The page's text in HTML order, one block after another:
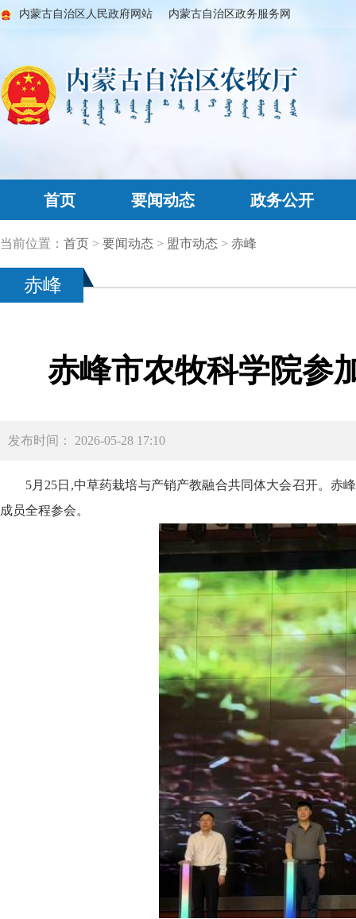
内蒙古自治区人民政府网站 内蒙古自治区政务服务网
首页 要闻动态 政务公开
当前位置： 首页 > 要闻动态 > 盟市动态 > 赤峰
赤峰
赤峰市农牧科学院参
发布时间： 2026-05-28 17:10
5月25日,中草药栽培与产销产教融合共同体大会召开。赤
成员全程参会。